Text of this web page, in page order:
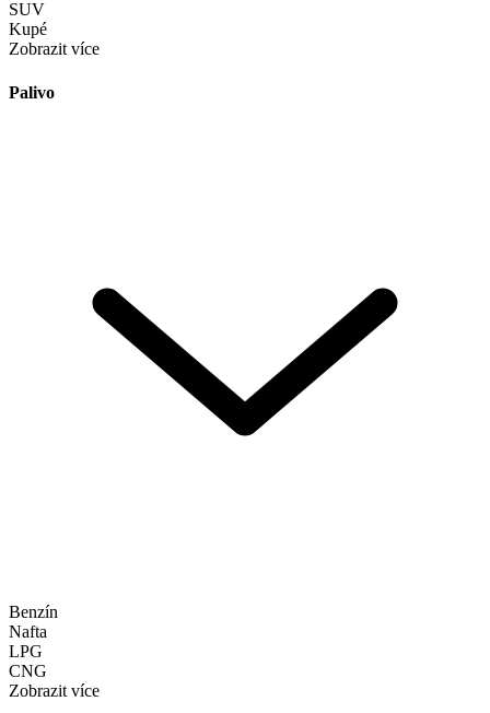
SUV
Kupé
Zobrazit více
Palivo
Benzín
Nafta
LPG
CNG
Zobrazit více